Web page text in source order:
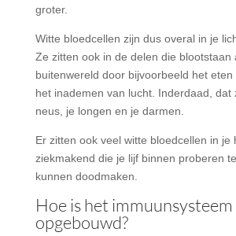
groter.
Witte bloedcellen zijn dus overal in je
Ze zitten ook in de delen die blootstaan
buitenwereld door bijvoorbeeld het
het inademen van lucht. Inderdaad, dat
neus, je longen en je darmen.
Er zitten ook veel witte bloedcellen in je
ziekmakend die je lijf binnen proberen
kunnen doodmaken.
Hoe is het immuunsysteem
opgebouwd?